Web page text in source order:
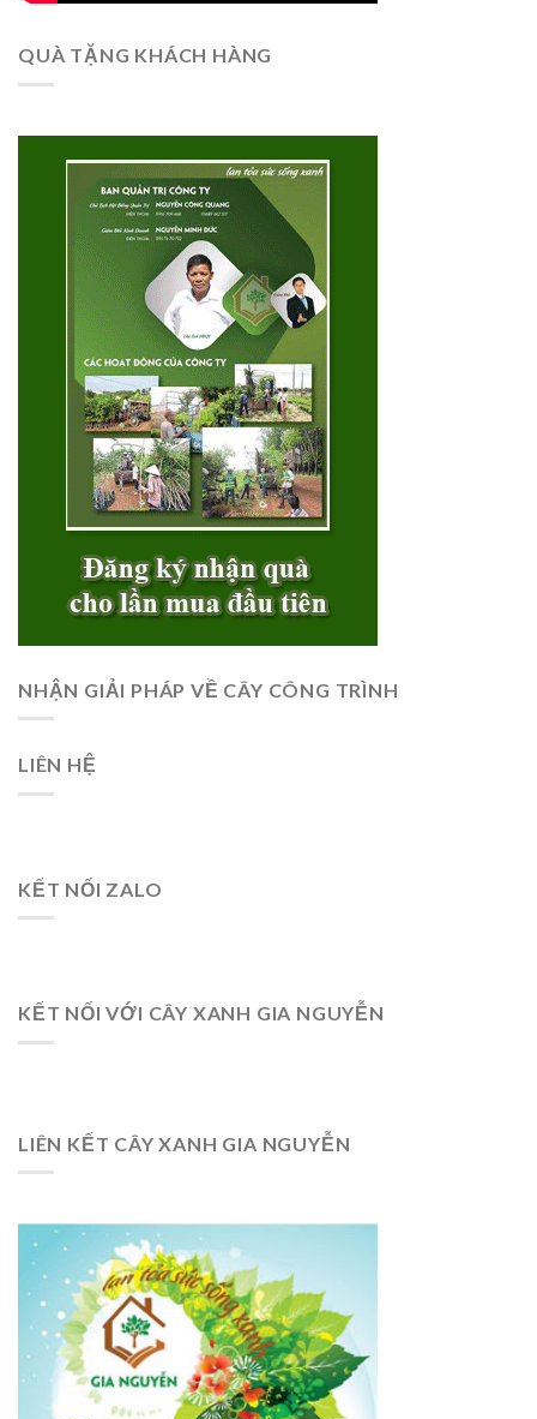
QUÀ TẶNG KHÁCH HÀNG
NHẬN GIẢI PHÁP VỀ CÂY CÔNG TRÌNH
LIÊN HỆ
KẾT NỐI ZALO
KẾT NỐI VỚI CÂY XANH GIA NGUYỄN
LIÊN KẾT CÂY XANH GIA NGUYỄN